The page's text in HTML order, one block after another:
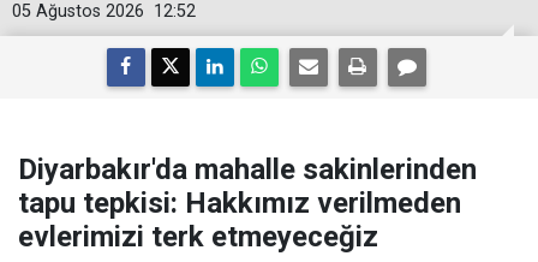
12:52
05 Ağustos 2026
Diyarbakır'da mahalle sakinlerinden
tapu tepkisi: Hakkımız verilmeden
evlerimizi terk etmeyeceğiz